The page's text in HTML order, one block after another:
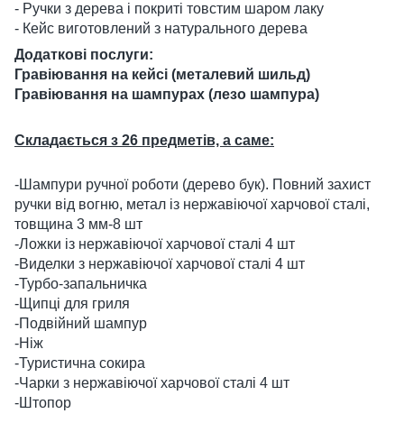
- Ручки з дерева і покриті товстим шаром лаку
- Кейс виготовлений з натурального дерева
Додаткові послуги:
Гравіювання на кейсі (металевий шильд)
Гравіювання на шампурах (лезо шампура)
Складається з 26 предметів, а саме:
-Шампури ручної роботи (дерево бук). Повний захист
ручки від вогню, метал із нержавіючої харчової сталі,
товщина 3 мм-8 шт
-Ложки із нержавіючої харчової сталі 4 шт
-Виделки з нержавіючої харчової сталі 4 шт
-Турбо-запальничка
-Щипці для гриля
-Подвійний шампур
-Ніж
-Туристична сокира
-Чарки з нержавіючої харчової сталі 4 шт
-Штопор